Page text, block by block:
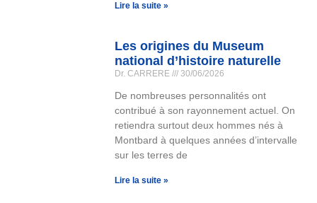
Lire la suite »
Les origines du Museum
national d’histoire naturelle
Dr. CARRERE 30/06/2026
De nombreuses personnalités ont
contribué à son rayonnement actuel. On
retiendra surtout deux hommes nés à
Montbard à quelques années d’intervalle
sur les terres de
Lire la suite »